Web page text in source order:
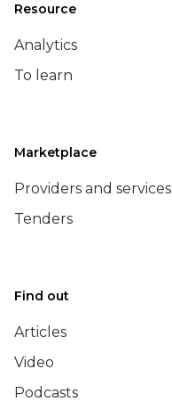
Resource
Analytics
To learn
Marketplace
Providers and services
Tenders
Find out
Articles
Video
Podcasts